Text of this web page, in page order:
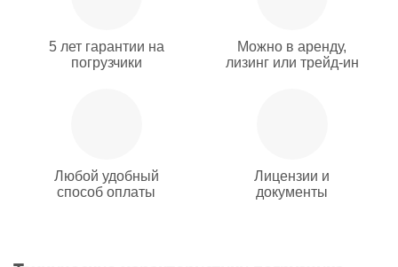
5 лет гарантии на
погрузчики
Можно в аренду,
лизинг или трейд-ин
Любой удобный
способ оплаты
Лицензии и
документы